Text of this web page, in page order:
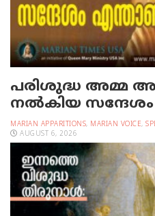
പരിശുദ്ധ അമ്മ
നല്‍കിയ
MARIAN APPARITIONS, MARIAN VOICE,
AUGUST 6, 2026